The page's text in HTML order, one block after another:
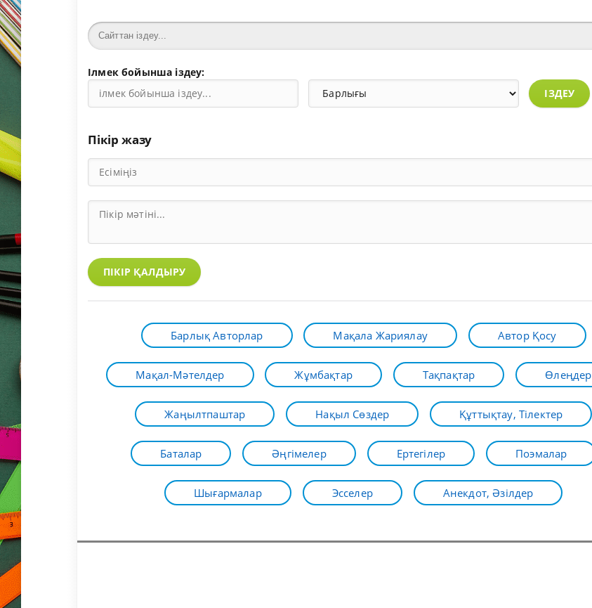
Ілмек бойынша іздеу:
ІЗДЕУ
Пікір жазу
ПІКІР ҚАЛДЫРУ
Барлық Авторлар Мақала Жариялау Автор Қосу
Мақал-Мәтелдер Жұмбақтар Тақпақтар Өлеңдер
Жаңылтпаштар Нақыл Сөздер Құттықтау, Тілектер
Баталар Әңгімелер Ертегілер Поэмалар
Шығармалар Эсселер Анекдот, Әзілдер